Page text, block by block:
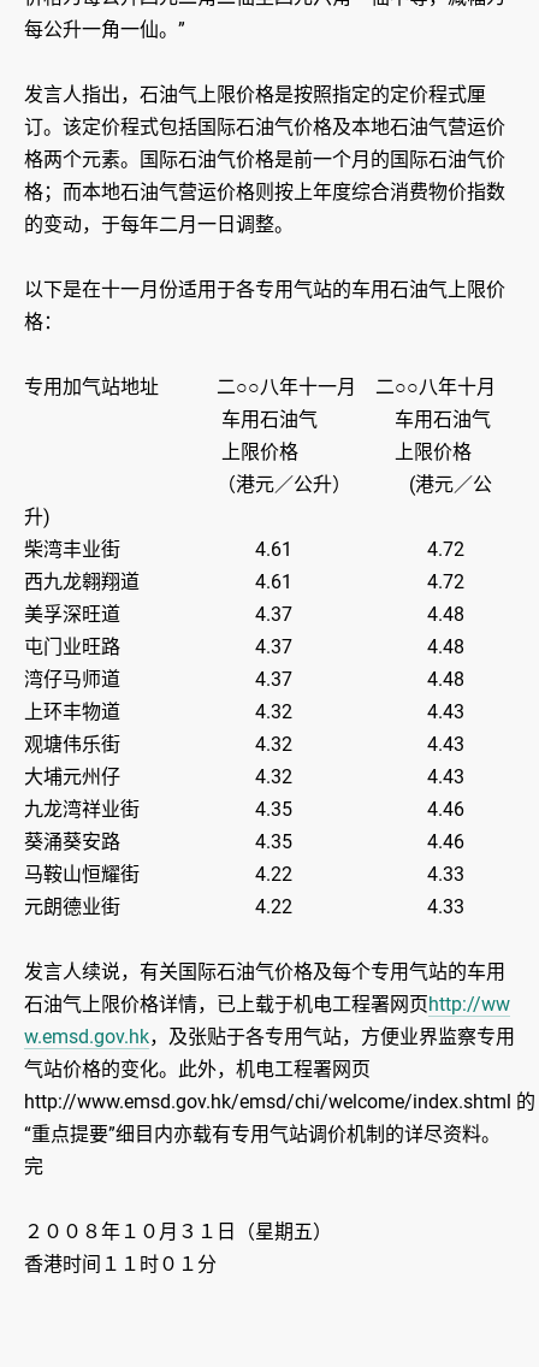
每公升一角一仙。”
发言人指出，石油气上限价格是按照指定的定价程式厘
订。该定价程式包括国际石油气价格及本地石油气营运价
格两个元素。国际石油气价格是前一个月的国际石油气价
格；而本地石油气营运价格则按上年度综合消费物价指数
的变动，于每年二月一日调整。
以下是在十一月份适用于各专用气站的车用石油气上限价
格：
专用加气站地址 二○○八年十一月 二○○八年十月
车用石油气 车用石油气
上限价格 上限价格
（港元／公升） (港元／公
升)
柴湾丰业街 4.61 4.72
西九龙翱翔道 4.61 4.72
美孚深旺道 4.37 4.48
屯门业旺路 4.37 4.48
湾仔马师道 4.37 4.48
上环丰物道 4.32 4.43
观塘伟乐街 4.32 4.43
大埔元州仔 4.32 4.43
九龙湾祥业街 4.35 4.46
葵涌葵安路 4.35 4.46
马鞍山恒耀街 4.22 4.33
元朗德业街 4.22 4.33
发言人续说，有关国际石油气价格及每个专用气站的车用
石油气上限价格详情，已上载于机电工程署网页http://ww
w.emsd.gov.hk，及张贴于各专用气站，方便业界监察专用
气站价格的变化。此外，机电工程署网页
http://www.emsd.gov.hk/emsd/chi/welcome/index.shtml 的
“重点提要”细目内亦载有专用气站调价机制的详尽资料。
完
２００８年１０月３１日（星期五）
香港时间１１时０１分